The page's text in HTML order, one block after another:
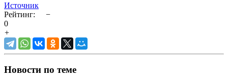
Источник
Рейтинг: −
0
+
Новости по теме